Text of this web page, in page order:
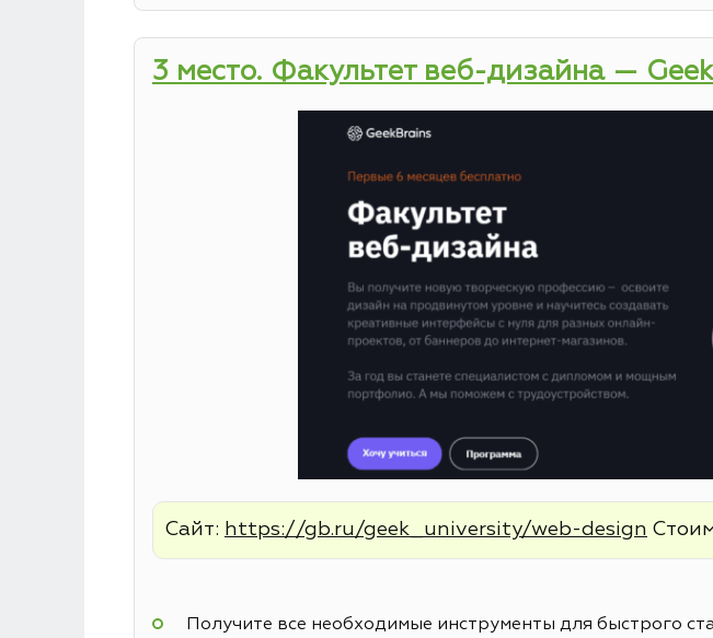
3 место. Факультет веб-дизайна —
Сайт: https://gb.ru/geek_university/web-design
Получите все необходимые инструменты для быстрого